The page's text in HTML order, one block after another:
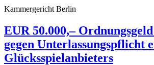
Kammergericht Berlin
EUR 50.000,–
gegen Unterlassungspflicht
Glücksspielanbieters